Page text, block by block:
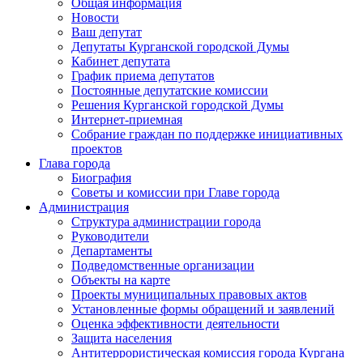
Общая информация
Новости
Ваш депутат
Депутаты Курганской городской Думы
Кабинет депутата
График приема депутатов
Постоянные депутатские комиссии
Решения Курганской городской Думы
Интернет-приемная
Собрание граждан по поддержке инициативных
проектов
Глава города
Биография
Советы и комиссии при Главе города
Администрация
Структура администрации города
Руководители
Департаменты
Подведомственные организации
Объекты на карте
Проекты муниципальных правовых актов
Установленные формы обращений и заявлений
Оценка эффективности деятельности
Защита населения
Антитеррористическая комиссия города Кургана